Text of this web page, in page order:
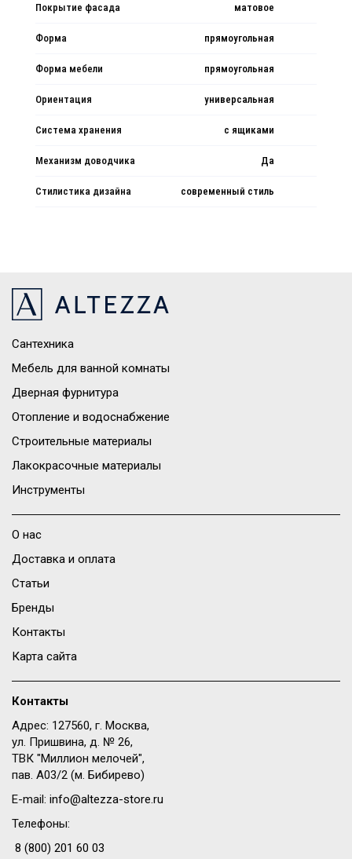
Покрытие фасада матовое
Форма прямоугольная
Форма мебели прямоугольная
Ориентация универсальная
Система хранения с ящиками
Механизм доводчика Да
Стилистика дизайна современный стиль
Сантехника
Мебель для ванной комнаты
Дверная фурнитура
Отопление и водоснабжение
Строительные материалы
Лакокрасочные материалы
Инструменты
О нас
Доставка и оплата
Статьи
Бренды
Контакты
Карта сайта
Контакты
Адрес: 127560, г. Москва,
ул. Пришвина, д. № 26,
ТВК "Миллион мелочей",
пав. A03/2 (м. Бибирево)
E-mail: info@altezza-store.ru
Телефоны:
8 (800) 201 60 03